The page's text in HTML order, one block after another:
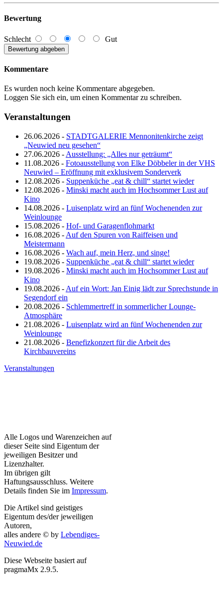
Bewertung
Schlecht Gut
Kommentare
Es wurden noch keine Kommentare abgegeben.
Loggen Sie sich ein, um einen Kommentar zu schreiben.
Veranstaltungen
26.06.2026 - STADTGALERIE Mennonitenkirche zeigt
„Neuwied neu gesehen“
27.06.2026 - Ausstellung: „Alles nur geträumt“
11.08.2026 - Fotoausstellung von Elke Döbbeler in der VHS
Neuwied – Eröffnung mit exklusivem Sonderverk
12.08.2026 - Suppenküche „eat & chill“ startet wieder
12.08.2026 - Minski macht auch im Hochsommer Lust auf
Kino
14.08.2026 - Luisenplatz wird an fünf Wochenenden zur
Weinlounge
15.08.2026 - Hof- und Garagenflohmarkt
16.08.2026 - Auf den Spuren von Raiffeisen und
Meistermann
16.08.2026 - Wach auf, mein Herz, und singe!
19.08.2026 - Suppenküche „eat & chill“ startet wieder
19.08.2026 - Minski macht auch im Hochsommer Lust auf
Kino
19.08.2026 - Auf ein Wort: Jan Einig lädt zur Sprechstunde in
Segendorf ein
20.08.2026 - Schlemmertreff in sommerlicher Lounge-
Atmosphäre
21.08.2026 - Luisenplatz wird an fünf Wochenenden zur
Weinlounge
21.08.2026 - Benefizkonzert für die Arbeit des
Kirchbauvereins
Veranstaltungen
Alle Logos und Warenzeichen auf
dieser Seite sind Eigentum der
jeweiligen Besitzer und
Lizenzhalter.
Im übrigen gilt
Haftungsausschluss. Weitere
Details finden Sie im Impressum.
Die Artikel sind geistiges
Eigentum des/der jeweiligen
Autoren,
alles andere © by Lebendiges-
Neuwied.de
Diese Webseite basiert auf
pragmaMx 2.9.5.